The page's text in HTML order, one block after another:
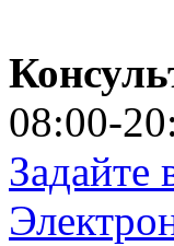
08:00-
Задайте